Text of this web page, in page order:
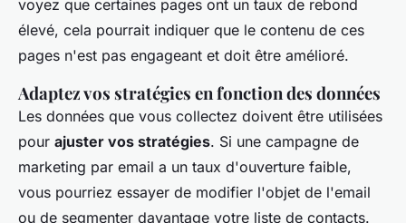
voyez que certaines pages ont un taux de rebond
élevé, cela pourrait indiquer que le contenu de ces
pages n'est pas engageant et doit être amélioré.
Adaptez vos stratégies en fonction des données
Les données que vous collectez doivent être utilisées
pour ajuster vos stratégies. Si une campagne de
marketing par email a un taux d'ouverture faible,
vous pourriez essayer de modifier l'objet de l'email
ou de segmenter davantage votre liste de contacts.